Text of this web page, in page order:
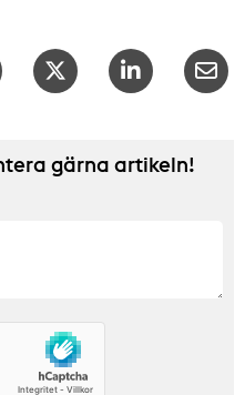
gärna artikeln!